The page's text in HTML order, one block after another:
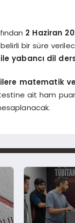
2 Haziran
bir süre
yabancı dil
matematik
ait ham